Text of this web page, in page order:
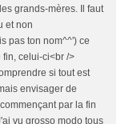
grands-mères. Il faut
et non
pas ton nom^^') ce
celui-ci<br />
si tout est
envisager de
par la fin
vu grosso modo tous